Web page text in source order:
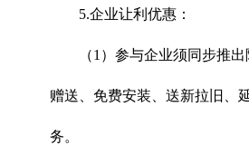
5.企业让利优惠：
（1）参与企业须同步推
赠送、免费安装、送新拉旧、
务。